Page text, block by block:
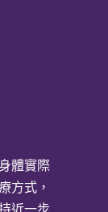
體實際
方式，
近一步